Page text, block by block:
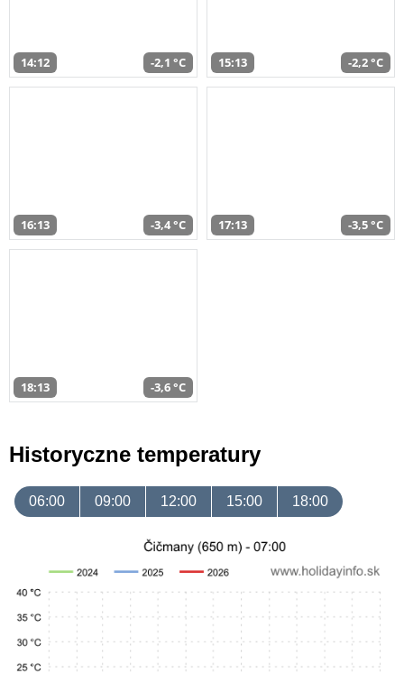
14:12 -2,1 °C 15:13 -2,2 °C
16:13 -3,4 °C 17:13 -3,5 °C
18:13 -3,6 °C
Historyczne temperatury
06:00 09:00 12:00 15:00 18:00